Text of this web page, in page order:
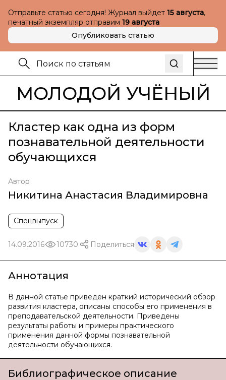
Отправьте статью сегодня! Журнал выйдет 15 августа,
печатный экземпляр отправим 19 августа
Опубликовать статью
МОЛОДОЙ УЧЁНЫЙ
Кластер как одна из форм
познавательной деятельности
обучающихся
Автор
Никитина Анастасия Владимировна
Спецвыпуск
14.09.2016 10730 Поделиться
Аннотация
В данной статье приведен краткий исторический обзор
развития кластера, описаны способы его применения в
преподавательской деятельности. Приведены
результаты работы и примеры практического
применения данной формы познавательной
деятельности обучающихся.
Библиографическое описание